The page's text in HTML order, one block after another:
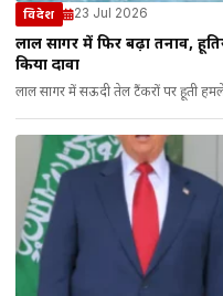
विदेश 23 Jul 2026
लाल सागर में फिर बढ़ा तनाव,
किया दावा
लाल सागर में सऊदी तेल टैंकरों पर हूती